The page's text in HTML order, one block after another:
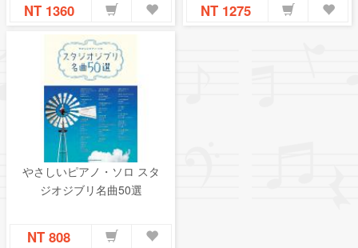
NT 1360 NT 1275
やさしいピアノ・ソロ スタ
ジオジブリ名曲50選
NT 808